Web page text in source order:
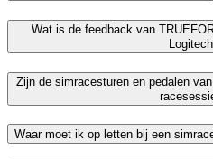
Wat is de feedback van
Zijn de simracesturen en pedalen
Waar moet ik op letten bij een